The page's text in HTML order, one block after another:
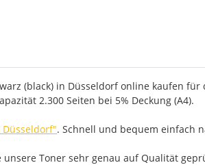
(black) in Düsseldorf online kaufen
2.300 Seiten bei 5% Deckung (A4).
Düsseldorf". Schnell und bequem einfach
Toner sehr genau auf Qualität